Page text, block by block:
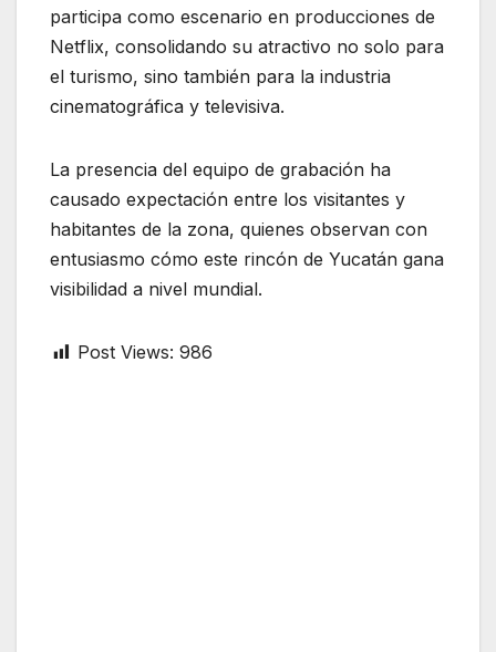
participa como escenario en producciones de
Netflix, consolidando su atractivo no solo para
el turismo, sino también para la industria
cinematográfica y televisiva.
La presencia del equipo de grabación ha
causado expectación entre los visitantes y
habitantes de la zona, quienes observan con
entusiasmo cómo este rincón de Yucatán gana
visibilidad a nivel mundial.
Post Views: 986